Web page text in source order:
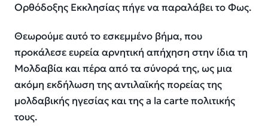
Ορθόδοξης Εκκλησίας πήγε να παραλάβει το Φως.
Θεωρούμε αυτό το εσκεμμένο βήμα, που
προκάλεσε ευρεία αρνητική απήχηση στην ίδια τη
Μολδαβία και πέρα ​​από τα σύνορά της, ως μια
ακόμη εκδήλωση της αντιλαϊκής πορείας της
μολδαβικής ηγεσίας και της a la carte πολιτικής
τους.